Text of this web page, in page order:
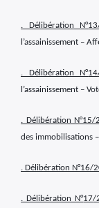
. Délibération N°13
l’assainissement –
. Délibération N°14
l’assainissement –
. Délibération N°15/
des immobilisations
. Délibération N°16/
. Délibération N°17/